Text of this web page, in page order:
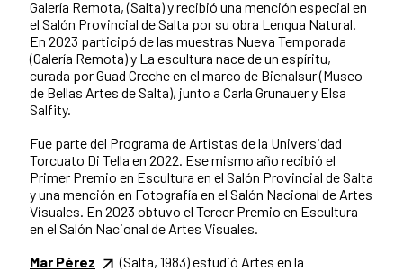
Galería Remota, (Salta) y recibió una mención especial en
el Salón Provincial de Salta por su obra Lengua Natural.
En 2023 participó de las muestras Nueva Temporada
(Galería Remota) y La escultura nace de un espíritu,
curada por Guad Creche en el marco de Bienalsur (Museo
de Bellas Artes de Salta), junto a Carla Grunauer y Elsa
Salfity.
Fue parte del Programa de Artistas de la Universidad
Torcuato Di Tella en 2022. Ese mismo año recibió el
Primer Premio en Escultura en el Salón Provincial de Salta
y una mención en Fotografía en el Salón Nacional de Artes
Visuales. En 2023 obtuvo el Tercer Premio en Escultura
en el Salón Nacional de Artes Visuales.
Mar Pérez
(Salta, 1983) estudió Artes en la